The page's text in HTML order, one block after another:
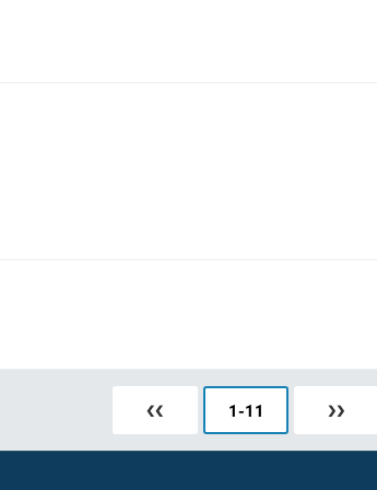
❮❮ 1-11 ❯❯